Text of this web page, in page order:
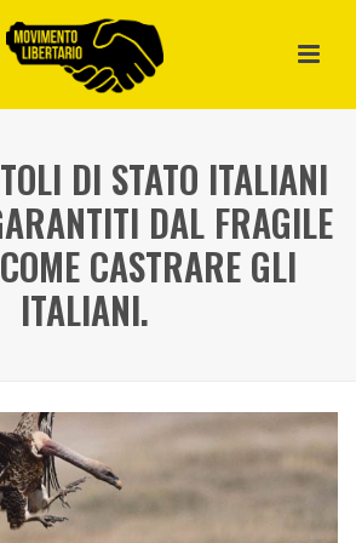
DI STATO ITALIANI
DAL FRAGILE
CASTRARE GLI
ITALIANI.